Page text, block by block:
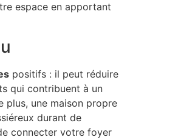
espace en apportant
positifs : il peut réduire
qui contribuent à un
plus, une maison propre
durant de
connecter votre foyer